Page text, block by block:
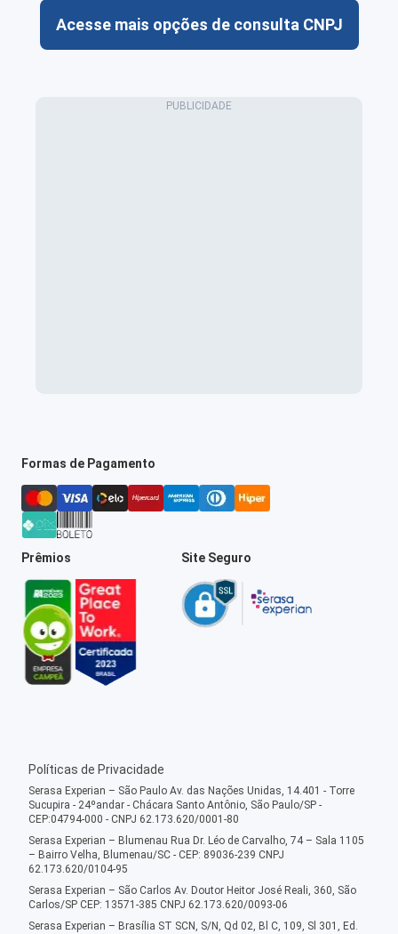
Acesse mais opções de consulta CNPJ
Formas de Pagamento
Prêmios Site Seguro
Políticas de Privacidade
Serasa Experian – São Paulo Av. das Nações Unidas, 14.401 - Torre
Sucupira - 24ºandar - Chácara Santo Antônio, São Paulo/SP -
CEP:04794-000 - CNPJ 62.173.620/0001-80
Serasa Experian – Blumenau Rua Dr. Léo de Carvalho, 74 – Sala 1105
– Bairro Velha, Blumenau/SC - CEP: 89036-239 CNPJ
62.173.620/0104-95
Serasa Experian – São Carlos Av. Doutor Heitor José Reali, 360, São
Carlos/SP CEP: 13571-385 CNPJ 62.173.620/0093-06
Serasa Experian – Brasília ST SCN, S/N, Qd 02, Bl C, 109, Sl 301, Ed.